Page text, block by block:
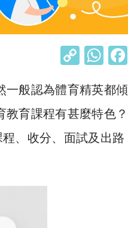
C
p
y
Li
W
at
s
A
一般認為體育精英都傾
育課程有甚麼特色？
程、收分、面試及出路